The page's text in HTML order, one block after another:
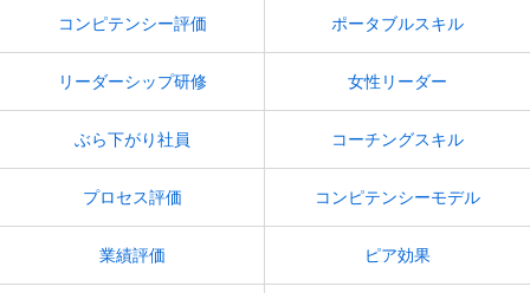
コンピテンシー評価 ポータブルスキル
リーダーシップ研修 女性リーダー
ぶら下がり社員 コーチングスキル
プロセス評価 コンピテンシーモデル
業績評価 ピア効果